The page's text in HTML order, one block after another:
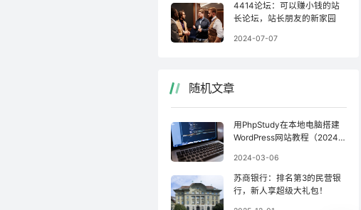
4414论坛：可以赚小钱的站
长论坛，站长朋友的新家园
2024-07-07
随机文章
用PhpStudy在本地电脑搭建
WordPress网站教程（2024
2024-03-06
苏商银行：排名第3的民营银
行，新人享超级大礼包！